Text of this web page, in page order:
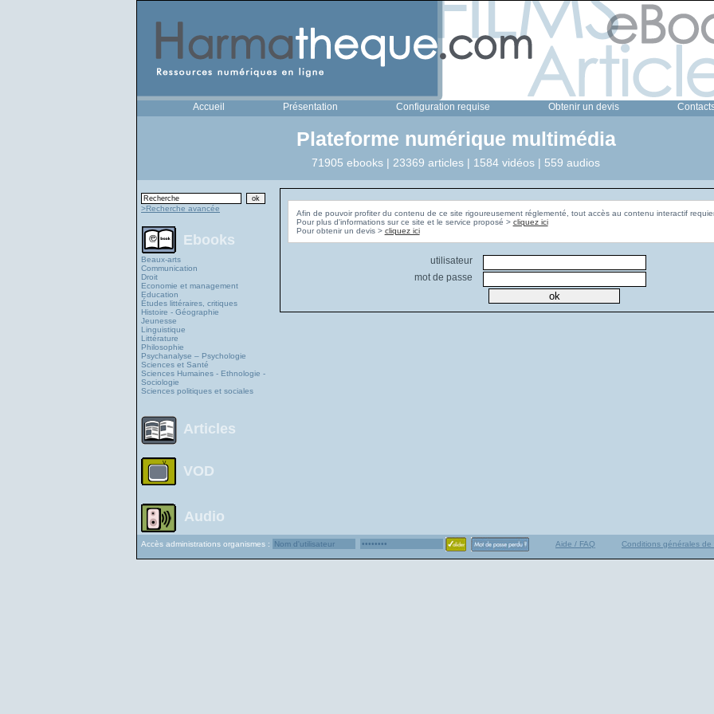
Accueil Présentation Configuration requise Obtenir un devis
Plateforme numérique multimédia
71905 ebooks | 23369 articles | 1584 vidéos | 559 audios
>Recherche avancée
Ebooks
Beaux-arts
Communication
Droit
Economie et management
Education
Études littéraires, critiques
Histoire - Géographie
Jeunesse
Linguistique
Littérature
Philosophie
Psychanalyse – Psychologie
Sciences et Santé
Sciences Humaines - Ethnologie -
Sociologie
Sciences politiques et sociales
Articles
VOD
Audio
Afin de pouvoir profiter du contenu de ce site rigoureusement réglementé, tout accès au contenu interactif
Pour plus d'informations sur ce site et le service proposé > cliquez ici
Pour obtenir un devis > cliquez ici
utilisateur
mot de passe
Accès administrations organismes : Aide / FAQ Conditions générales de